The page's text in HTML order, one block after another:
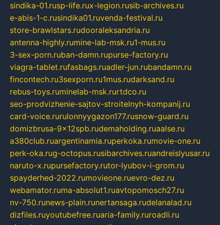
sindika-01.rusp-life.rux-legion.rusib-archives.ru
e-abis-1-c.rusindika01.ruvenda-festival.ru
store-brawlstars.rudooraleksandria.ru
antenna-highly.rumine-lab-msk.ru1-mus.ru
3-sex-porn.ruban-damn.rupurse-factory.ru
viagra-tablet.rufasbags.ruadler-jun.rubandamn.ru
fincontech.ru3sexporn.ru1mus.rudarksand.ru
rebus-toys.ruminelab-msk.rurtdco.ru
seo-prodvizhenie-sajtov-stroitelnyh-kompanij.ru
card-voice.rurulonnyygazon177.rusnow-guard.ru
domizbrusa-9x12spb.rudemaholding.ruaalse.ru
a380club.ruargentinamia.ruperkoka.rumovie-one.ru
perk-oka.rug-octopus.rusibarchives.ruandreislyusar.ru
naruto-x.rupursefactory.rutor-lyubov-i-grom.ru
spayderhed-2022.rumovieone.ruevro-dez.ru
webamator.ruma-absolut1.ruavtopomosch27.ru
nv-750.runews-plain.runertansaga.rudelanalad.ru
dizfiles.ruyoutubefree.ruaria-family.ruroadli.ru